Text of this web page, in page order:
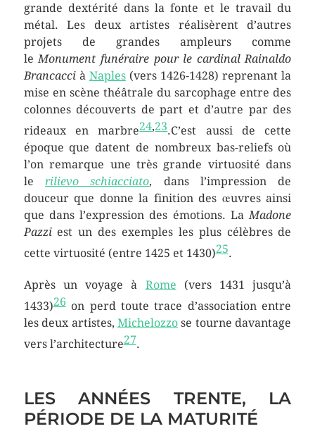
grande dextérité dans la fonte et le travail du
métal. Les deux artistes réalisèrent d’autres
projets de grandes ampleurs comme
leMonument funéraire pour le cardinal Rainaldo
Brancaccià Naples(vers 1426-1428) reprenant la
mise en scène théâtrale du sarcophage entre des
colonnes découverts de part et d’autre par des
rideaux en marbre24,23.C’est aussi de cette
époque que datent de nombreux bas-reliefs où
l’on remarque une très grande virtuosité dans
le rilievo schiacciato, dans l’impression de
douceur que donne la finition des œuvres ainsi
que dans l’expression des émotions. LaMadone
Pazziest un des exemples les plus célèbres de
cette virtuosité (entre 1425 et 1430)25.
Après un voyage à Rome (vers 1431 jusqu’à
1433)26on perd toute trace d’association entre
les deux artistes, Michelozzo se tourne davantage
vers l’architecture27.
LES ANNÉES TRENTE, LA
PÉRIODE DE LA MATURITÉ